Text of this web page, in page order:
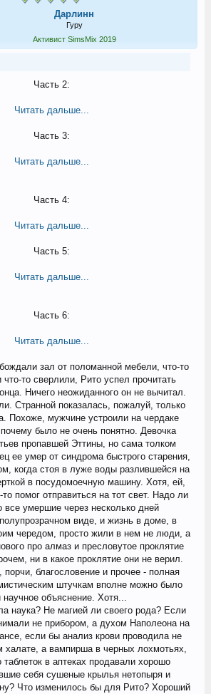
Дарлинн
Гуру
Активист SimsMix 2019
Часть 2:
Читать дальше...
Часть 3:
Читать дальше...
Часть 4:
Читать дальше...
Часть 5:
Читать дальше...
Часть 6:
Читать дальше...
зал от поломанной мебели, что-то
то сверлили, Рито успел прочитать
Ничего неожиданного он не вычитал.
Странной показалась, пожалуй, только
Похоже, мужчине устроили на чердаке
было не очень понятно. Девочка
пропавшей Эттины, но сама толком
ее умер от синдрома быстрого старения,
когда стоя в луже воды разлившейся на
в посудомоечную машину. Хотя, ей,
помог отправиться на тот свет. Надо ли
все умершие через несколько дней
виде, и жизнь в доме, в
чередом, просто жили в нем не люди, а
про алмаз и пресловутое проклятие
ни в какое проклятие они не верил.
порчи, благословение и прочее - полная
штучкам вполне можно было
научное объяснение. Хотя...
наука? Не магией ли своего рода? Если
не прибором, а духом Наполеона на
если бы анализ крови проводила не
халате, а вампирша в черных лохмотьях,
в аптеках продавали хорошо
себя сушеные крылья нетопыря и
Что изменилось бы для Рито? Хороший